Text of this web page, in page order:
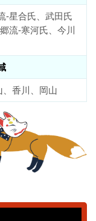
-星合氏、武田氏
流-寒河氏、今川
香川、岡山